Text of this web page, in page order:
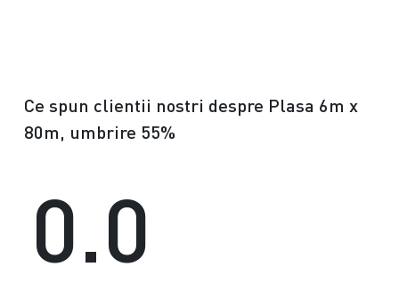
Ce spun clientii nostri despre Plasa 6m x
80m, umbrire 55%
0.0